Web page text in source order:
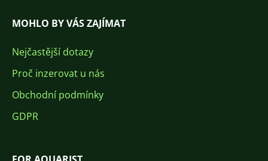
MOHLO BY VÁS ZAJÍMAT
Nejčastější dotazy
Proč inzerovat u nás
Obchodní podmínky
GDPR